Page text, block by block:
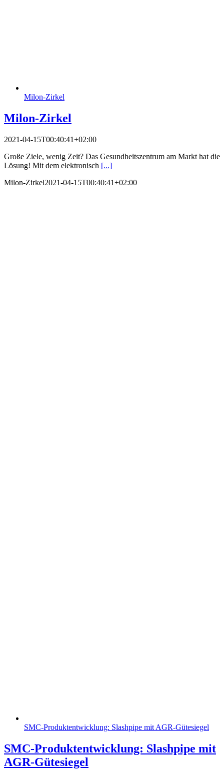
Milon-Zirkel
Milon-Zirkel
2021-04-15T00:40:41+02:00
Große Ziele, wenig Zeit? Das Gesundheitszentrum am Markt hat die
Lösung! Mit dem elektronisch [...]
Milon-Zirkel2021-04-15T00:40:41+02:00
SMC-Produktentwicklung: Slashpipe mit AGR-Gütesiegel
SMC-Produktentwicklung: Slashpipe mit
AGR-Gütesiegel